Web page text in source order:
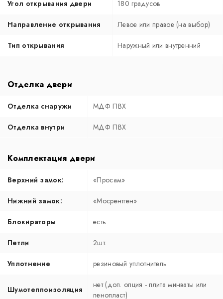
Угол открывания двери 180 градусов
Направление открывания Левое или правое (на выбор)
Тип открывания Наружный или внутренний
Отделка двери
Отделка снаружи МДФ ПВХ
Отделка внутри МДФ ПВХ
Комплектация двери
Верхний замок: «Просам»
Нижний замок: «Мосрентген»
Блокираторы есть
Петли 2шт.
Уплотнение резиновый уплотнитель
Шумотеплоизоляция
нет (доп. опция - плита минваты или
пенопласт)